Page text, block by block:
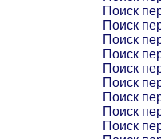
Поиск
Поиск
Поиск
Поиск
Поиск
Поиск
Поиск
Поиск
Поиск